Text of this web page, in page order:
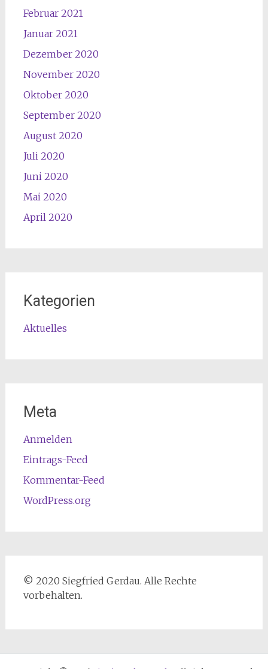
Februar 2021
Januar 2021
Dezember 2020
November 2020
Oktober 2020
September 2020
August 2020
Juli 2020
Juni 2020
Mai 2020
April 2020
Kategorien
Aktuelles
Meta
Anmelden
Eintrags-Feed
Kommentar-Feed
WordPress.org
© 2020 Siegfried Gerdau. Alle Rechte
vorbehalten.